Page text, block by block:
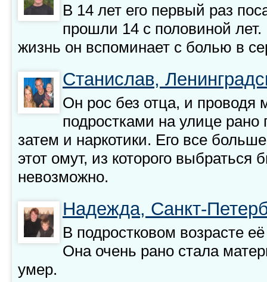
В 14 лет его первый раз
прошли 14 с половиной лет.
жизнь он вспоминает с болью в
Станислав,
Он рос без отца, и проводя
подростками на улице рано
затем и наркотики. Его все
этот омут, из которого выбраться
невозможно.
Надежда, Санкт-
В подростковом возрасте
Она очень рано стала
умер.